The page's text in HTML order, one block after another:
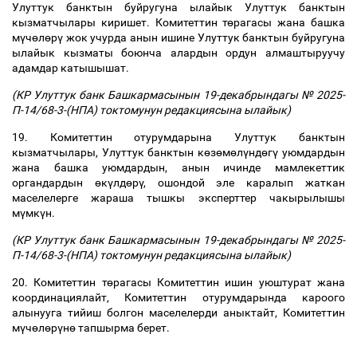
Улуттук банктын буйругуна ылайык Улуттук банктын
кызматчылары киришет. Комитеттин төрагасы жана башка
мүчөлөрү жок учурда анын ишине Улуттук банктын буйругуна
ылайык кызматы боюнча алардын ордун алмаштыруучу
адамдар катышышат.
(КР Улуттук банк Башкармасынын 19-декабрындагы № 2025-
П-14/68-3-(НПА) токтомунун редакциясына ылайык)
19. Комитеттин отурумдарына Улуттук банктын
кызматчылары, Улуттук банктын көзөмөлүндөгү уюмдардын
жана башка уюмдардын, анын ичинде мамлекеттик
органдардын өкүлдөрү, ошондой эле каралып жаткан
маселелерге жараша тышкы эксперттер чакырылышы
мүмкүн.
(КР Улуттук банк Башкармасынын 19-декабрындагы № 2025-
П-14/68-3-(НПА) токтомунун редакциясына ылайык)
20. Комитеттин төрагасы Комитеттин ишин уюштурат жана
координациялайт, Комитеттин отурумдарында кароого
алынууга тийиш болгон маселелерди аныктайт, Комитеттин
мүчөлөрүнөтапшырма берет.